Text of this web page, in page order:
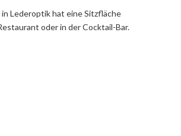
Lederoptik hat eine Sitzfläche
oder in der Cocktail-Bar.